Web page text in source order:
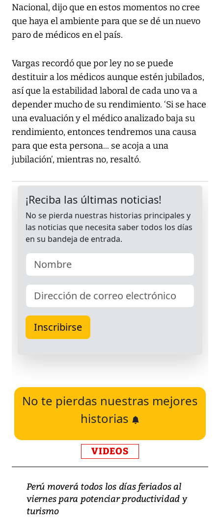
Nacional, dijo que en estos momentos no cree
que haya el ambiente para que se dé un nuevo
paro de médicos en el país.
Vargas recordó que por ley no se puede
destituir a los médicos aunque estén jubilados,
así que la estabilidad laboral de cada uno va a
depender mucho de su rendimiento. ‘Si se hace
una evaluación y el médico analizado baja su
rendimiento, entonces tendremos una causa
para que esta persona... se acoja a una
jubilación’, mientras no, resaltó.
No te pierdas nuestras mejores
historias
VIDEOS
Perú moverá todos los días feriados al
viernes para potenciar productividad y
turismo